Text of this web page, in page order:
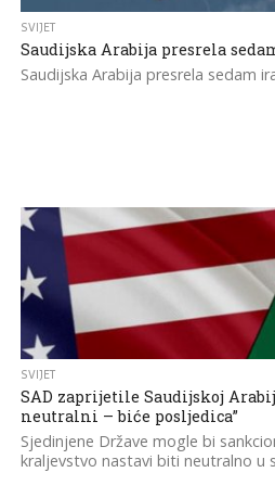
SVIJET
Saudijska Arabija presrela
Saudijska Arabija presrela sedam
SVIJET
SAD zaprijetile Saudijskoj
neutralni – biće posljedica”
Sjedinjene Države mogle bi
kraljevstvo nastavi biti neutralno u